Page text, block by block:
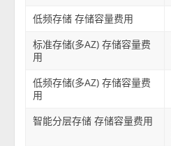
低频存储 存储容量费用
标准存储(多AZ) 存储容量费
用
低频存储(多AZ) 存储容量费
用
智能分层存储 存储容量费用